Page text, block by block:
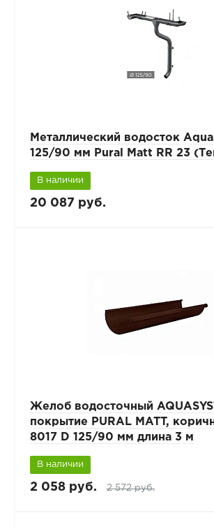
Металлический водосток
125/90 мм Pural Matt RR 23
В наличии
20 087 руб.
Желоб водосточный
покрытие PURAL MATT,
8017 D 125/90 мм длина 3 м
В наличии
2 058 руб. 2 572 руб.